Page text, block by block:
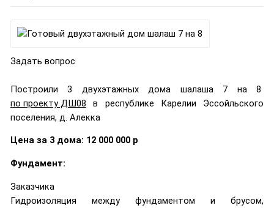
Задать вопрос
Построили 3 двухэтажных дома шалаша 7 на 8
по проекту ДШ08
в республике Карелии Эссойльского
поселения, д. Алекка
Цена за 3 дома: 12 000 000 р
Фундамент:
Заказчика
Гидроизоляция между фундаментом и брусом,